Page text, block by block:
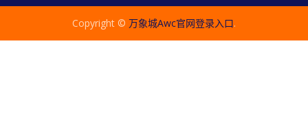
Copyright © 万象城awc官网登录入口.